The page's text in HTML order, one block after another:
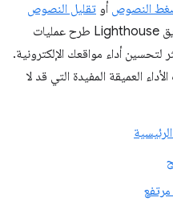
النصوص أو تقليل النصوص
. يواصل فريق Lighthouse طرح عمليات
أداء مواقعك الإلكترونية.
العميقة المفيدة التي قد لا